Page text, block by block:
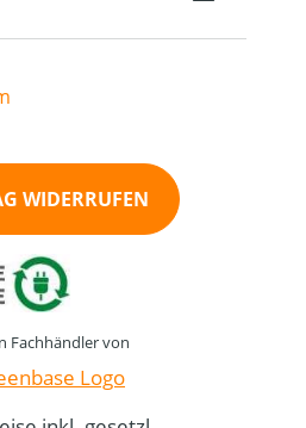
WIDERRUFEN
Fachhändler von